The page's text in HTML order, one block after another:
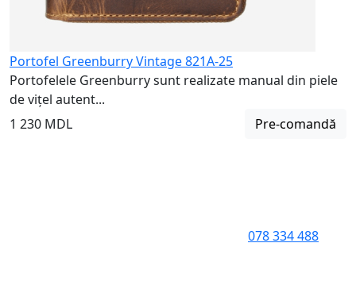
Portofel Greenburry Vintage 821A-25
Portofelele Greenburry sunt realizate manual din piele
de vițel autent...
1 230 MDL
Pre-comandă
078 334 488